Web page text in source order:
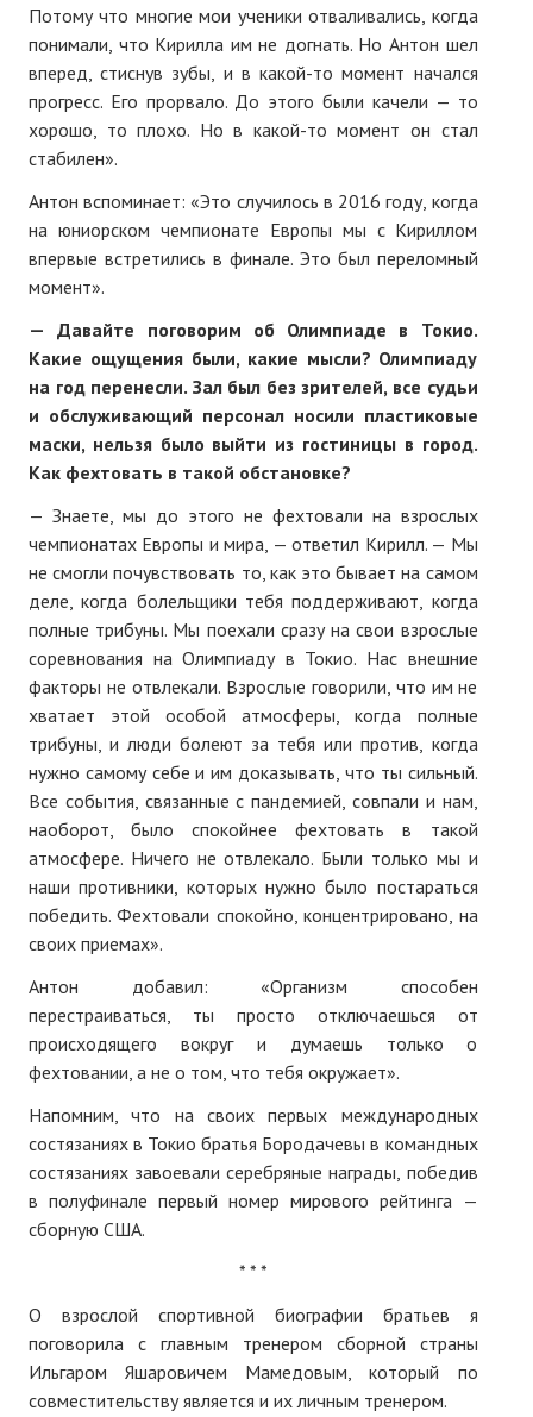
Потому что многие мои ученики отваливались, когда
понимали, что Кирилла им не догнать. Но Антон шел
вперед, стиснув зубы, и в какой-то момент начался
прогресс. Его прорвало. До этого были качели — то
хорошо, то плохо. Но в какой-то момент он стал
стабилен».
Антон вспоминает: «Это случилось в 2016 году, когда
на юниорском чемпионате Европы мы с Кириллом
впервые встретились в финале. Это был переломный
момент».
—
Давайте поговорим об Олимпиаде в Токио.
Какие ощущения были, какие мысли? Олимпиаду
на год перенесли. Зал был без зрителей, все судьи
и обслуживающий персонал носили пластиковые
маски, нельзя было выйти из гостиницы в город.
Как фехтовать в такой обстановке?
— Знаете, мы до этого не фехтовали на взрослых
чемпионатах Европы и мира, — ответил Кирилл. — Мы
не смогли почувствовать то, как это бывает на самом
деле, когда болельщики тебя поддерживают, когда
полные трибуны. Мы поехали сразу на свои взрослые
соревнования на Олимпиаду в Токио. Нас внешние
факторы не отвлекали. Взрослые говорили, что им не
хватает этой особой атмосферы, когда полные
трибуны, и люди болеют за тебя или против, когда
нужно самому себе и им доказывать, что ты сильный.
Все события, связанные с пандемией, совпали и нам,
наоборот, было спокойнее фехтовать в такой
атмосфере. Ничего не отвлекало. Были только мы и
наши противники, которых нужно было постараться
победить. Фехтовали спокойно, концентрировано, на
своих приемах».
Антон добавил: «Организм способен
перестраиваться, ты просто отключаешься от
происходящего вокруг и думаешь только о
фехтовании, а не о том, что тебя окружает».
Напомним, что на своих первых международных
состязаниях в Токио братья Бородачевы в командных
состязаниях завоевали серебряные награды, победив
в полуфинале первый номер мирового рейтинга —
сборную США.
* * *
О взрослой спортивной биографии братьев я
поговорила с главным тренером сборной страны
Ильгаром Яшаровичем Мамедовым, который по
совместительству является и их личным тренером.